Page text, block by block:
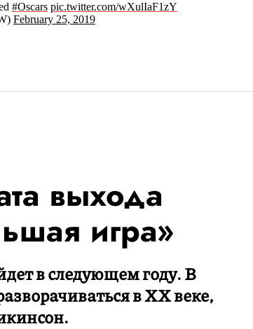
#Oscars pic.twitter.com/wXulIaF1zY
February 25, 2019
выхода
игра»
в следующем году. В
в XX веке,